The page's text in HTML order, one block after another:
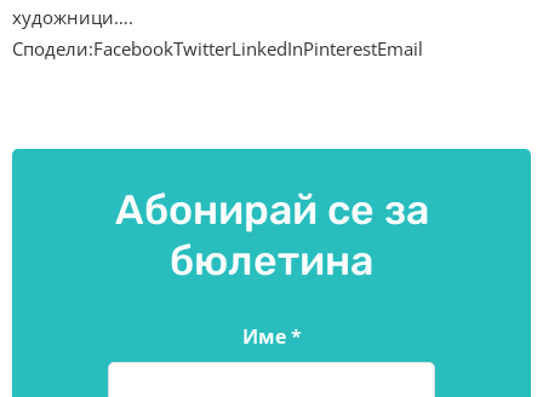
художници….
Сподели:FacebookTwitterLinkedInPinterestEmail
Абонирай се за
бюлетина
Име*